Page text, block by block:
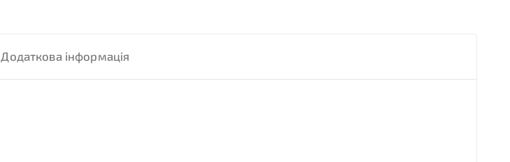
Додаткова інформація